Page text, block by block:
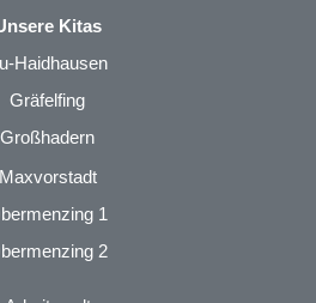
Kitas
Haidhausen
Gräfelfing
Großhadern
Maxvorstadt
1
2